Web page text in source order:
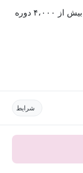
با خرید اشتراک مکتب‌پلاس، علاوه بر این دوره، به بیش از ۴،۰۰۰ دوره
شرایط